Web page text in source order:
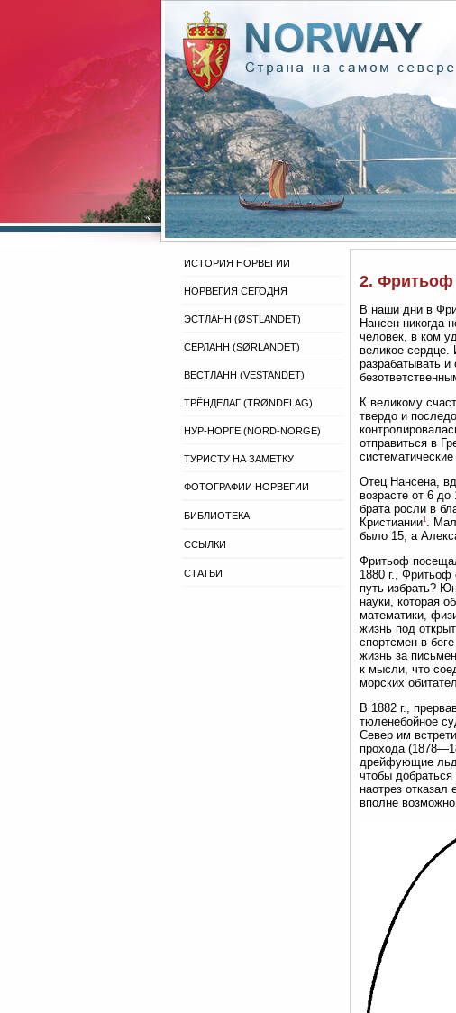
ИСТОРИЯ НОРВЕГИИ
НОРВЕГИЯ СЕГОДНЯ
ЭСТЛАНН (ØSTLANDET)
СЁРЛАНН (SØRLANDET)
ВЕСТЛАНН (VESTANDET)
ТРЁНДЕЛАГ (TRØNDELAG)
НУР-НОРГЕ (NORD-NORGE)
ТУРИСТУ НА ЗАМЕТКУ
ФОТОГРАФИИ НОРВЕГИИ
БИБЛИОТЕКА
ССЫЛКИ
СТАТЬИ
2. Фритьоф
В наши дни в
Нансен никогда
человек, в ком
великое сердце.
разрабатывать
К великому
твердо и
отправиться в
Отец Нансена,
возрасте от 6
брата росли в
Кристиании1.
было 15, а
Фритьоф
1880 г., Фритьоф
путь избрать?
науки, которая
математики,
жизнь под
спортсмен в
жизнь за
к мысли, что
морских
В 1882 г.,
тюленебойное
Север им
прохода
дрейфующие
чтобы
наотрез
вполне